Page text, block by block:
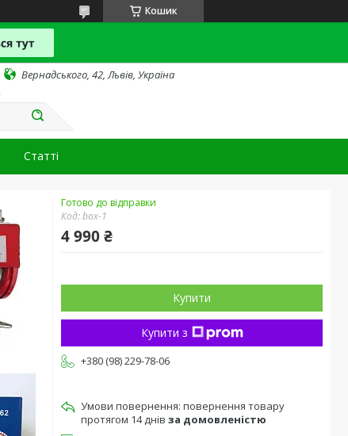
Кошик
Вернадського, 42, Львів, Україна
Статті
Готово до відправки
Код:box-1
4 990 ₴
Купити
Купити з
+380 (98) 229-78-06
повернення товару
протягом 14 днів за домовленістю